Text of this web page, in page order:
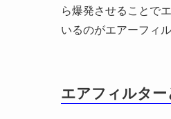
ら爆発させることで
いるのがエアーフィ
エアフィルタ